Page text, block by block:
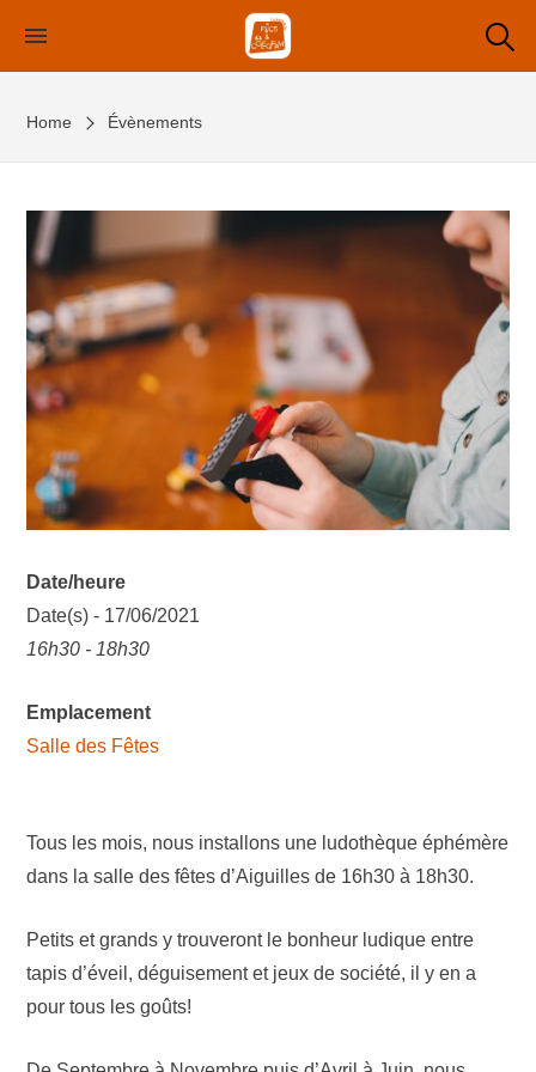
content
Home Évènements
Date/heure
Date(s) - 17/06/2021
16h30 - 18h30
Emplacement
Salle des Fêtes
Tous les mois, nous installons une ludothèque éphémère
dans la salle des fêtes d’Aiguilles de 16h30 à 18h30.
Petits et grands y trouveront le bonheur ludique entre
tapis d’éveil, déguisement et jeux de société, il y en a
pour tous les goûts!